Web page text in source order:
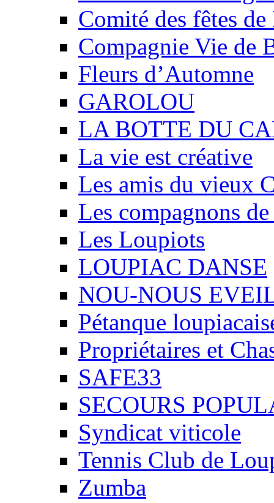
Comité des fêtes
Compagnie Vie de
Fleurs d’Automne
GAROLOU
LA BOTTE DU
La vie est créative
Les amis du vieux
Les compagnons
Les Loupiots
LOUPIAC DANSE
NOU-NOUS
Pétanque
Propriétaires et
SAFE33
SECOURS
Syndicat viticole
Tennis Club de
Zumba